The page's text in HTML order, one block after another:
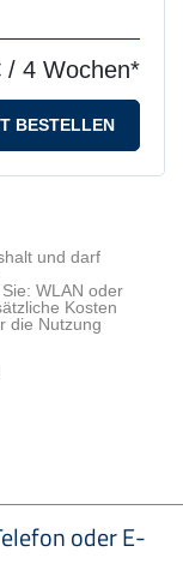
/ 4 Wochen*
BESTELLEN
und darf
WLAN oder
Kosten
die Nutzung
oder E-